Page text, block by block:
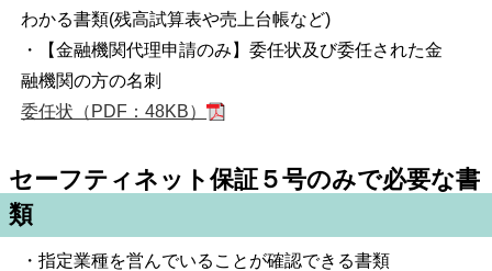
わかる書類(残高試算表や売上台帳など)
・【金融機関代理申請のみ】委任状及び委任された金
融機関の方の名刺
委任状（PDF：48KB）
セーフティネット保証５号のみで必要な書
類
・指定業種を営んでいることが確認できる書類